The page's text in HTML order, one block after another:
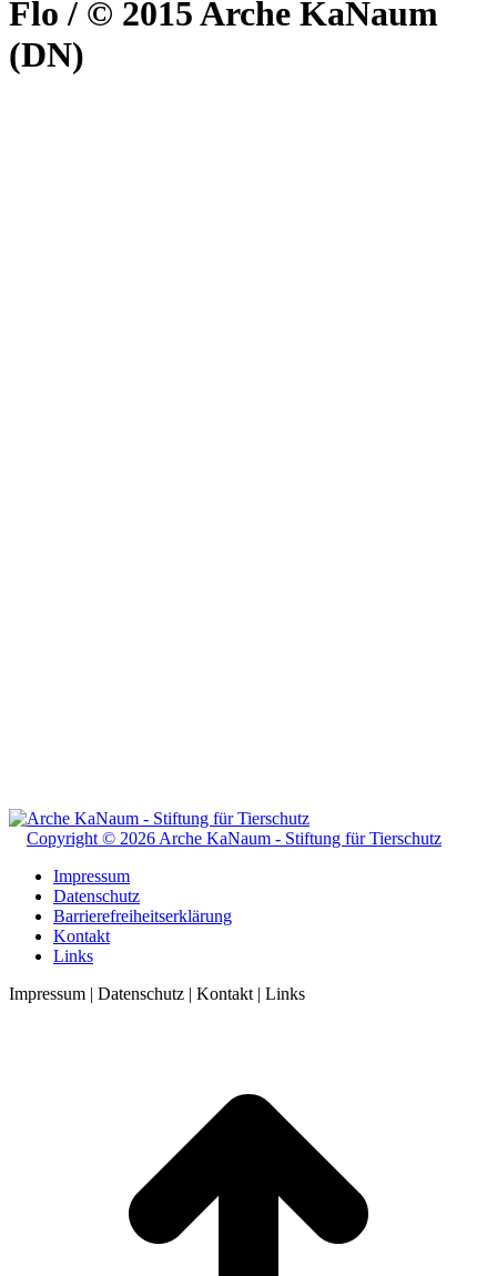
Flo / © 2015 Arche KaNaum
(DN)
Copyright © 2026 Arche KaNaum - Stiftung für Tierschutz
Impressum
Datenschutz
Barrierefreiheitserklärung
Kontakt
Links
Impressum | Datenschutz | Kontakt | Links